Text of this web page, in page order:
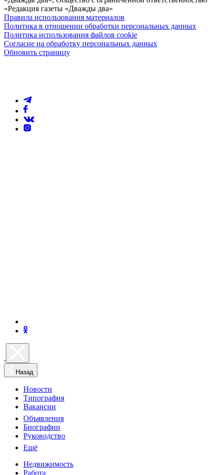
«Редакция газеты «Дважды два»
Правила использования материалов
Политика в отношении обработки персональных данных
Политика использования файлов cookie
Согласие на обработку персональных данных
Обновить страницу
Назад
Новости
Типография
Вакансии
Объявления
Биографии
Руководство
Ещё
Недвижимость
Работа